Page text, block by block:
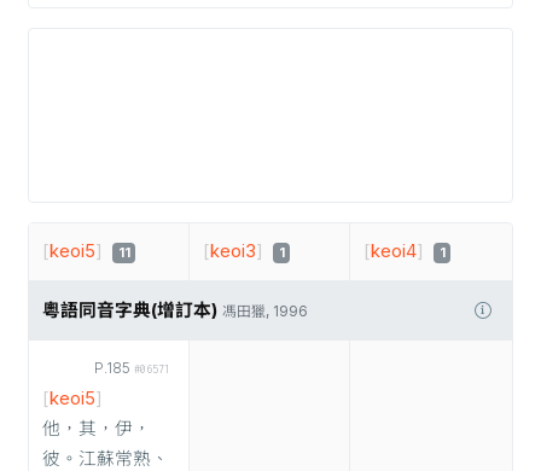
[keoi5] 11 [keoi3] 1 [keoi4] 1
粵語同音字典(增訂本) 馮田獵, 1996
P.185 #06571
[keoi5]
他，其，伊，
彼。江蘇常熟、